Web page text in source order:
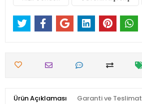
Ürün Açıklaması Garanti ve Teslimat